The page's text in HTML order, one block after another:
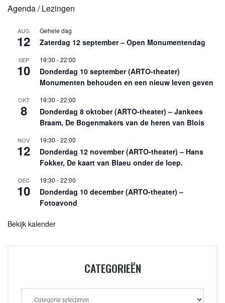
Agenda / Lezingen
AUG
12
Gehele dag
Zaterdag 12 september – Open Monumentendag
SEP
10
19:30 -22:00
Donderdag 10 september (ARTO-theater)
Monumenten behouden en een nieuw leven geven
OKT
8
19:30 -22:00
Donderdag 8 oktober (ARTO-theater) – Jankees
Braam, De Bogenmakers van de heren van Blois
NOV
12
19:30 -22:00
Donderdag 12 november (ARTO-theater) – Hans
Fokker, De kaart van Blaeu onder de loep.
DEC
10
19:30 -22:00
Donderdag 10 december (ARTO-theater) –
Fotoavond
Bekijk kalender
CATEGORIEËN
Categorieën